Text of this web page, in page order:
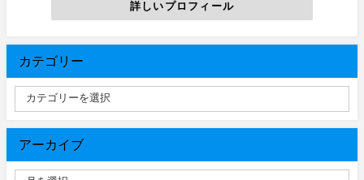
詳しいプロフィール
カテゴリー
アーカイブ